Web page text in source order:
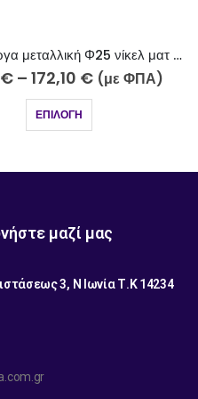
Κουρτινόβεργα μεταλλική Φ25 νίκελ ματ Σαντορίνη Κ20-2510
€ – 151,95 € (με ΦΠΑ)
ΕΠΙΛΟΓΉ
μαζί μας
3, Ν Ιωνία Τ.Κ 14234